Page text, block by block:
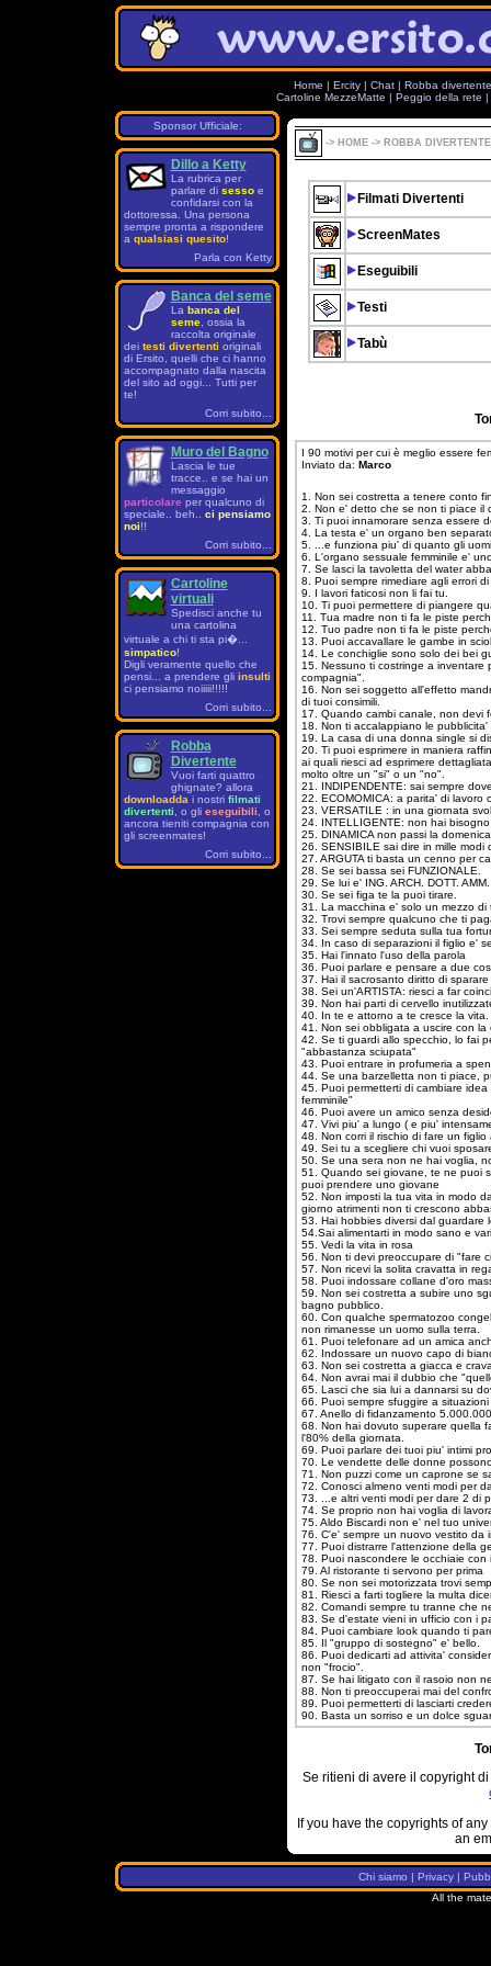
Home | Ercity | Chat | Robba
Cartoline MezzeMatte | Peggio della rete |
Sponsor Ufficiale:
Dillo a Ketty
La rubrica per
parlare di sessoe
confidarsi con la
dottoressa. Una persona
sempre pronta a rispondere
a qualsiasi quesito!
Parla con Ketty
Banca del seme
La banca del
seme, ossia la
raccolta originale
dei testi divertenti originali
di Ersito, quelli che ci hanno
accompagnato dalla nascita
del sito ad oggi... Tutti per
te!
Corri subito...
Muro del Bagno
Lascia le tue
tracce.. e se hai un
messaggio
particolare per qualcuno di
speciale.. beh.. ci pensiamo
noi!!
Corri subito...
Cartoline
virtuali
Spedisci anche tu
una cartolina
virtuale a chi ti sta pi�...
simpatico!
Digli veramente quello che
pensi... a prendere gli insulti
ci pensiamo noiiiii!!!!!
Corri subito...
Robba
Divertente
Vuoi farti quattro
ghignate? allora
downloadda i nostri filmati
divertenti , o gli eseguibili , o
ancora tieniti compagnia con
gli screenmates!
Corri subito...
-> HOME -> ROBBA DIVERTENTE
Filmati Divertenti
ScreenMates
Eseguibili
Testi
Tabù
I 90 motivi per cui è meglio essere
Inviato da: Marco
1. Non sei costretta a tenere conto
2. Non e' detto che se non ti piace il
3. Ti puoi innamorare senza essere
4. La testa e' un organo ben
5. ...e funziona piu' di quanto gli
6. L'organo sessuale femminile e'
7. Se lasci la tavoletta del water
8. Puoi sempre rimediare agli errori
9. I lavori faticosi non li fai tu.
10. Ti puoi permettere di piangere
11. Tua madre non ti fa le piste
12. Tuo padre non ti fa le piste
13. Puoi accavallare le gambe in
14. Le conchiglie sono solo dei bei
15. Nessuno ti costringe a inventare
compagnia".
16. Non sei soggetto all'effetto
di tuoi consimili.
17. Quando cambi canale, non devi
18. Non ti accalappiano le
19. La casa di una donna single si
20. Ti puoi esprimere in maniera
ai quali riesci ad esprimere
molto oltre un "si" o un "no".
21. INDIPENDENTE: sai sempre
22. ECOMOMICA: a parita' di lavoro
23. VERSATILE : in una giornata
24. INTELLIGENTE: non hai
25. DINAMICA non passi la
26. SENSIBILE sai dire in mille modi
27. ARGUTA ti basta un cenno per
28. Se sei bassa sei FUNZIONALE.
29. Se lui e' ING. ARCH. DOTT.
30. Se sei figa te la puoi tirare.
31. La macchina e' solo un mezzo
32. Trovi sempre qualcuno che ti
33. Sei sempre seduta sulla tua
34. In caso di separazioni il figlio e'
35. Hai l'innato l'uso della parola
36. Puoi parlare e pensare a due
37. Hai il sacrosanto diritto di
38. Sei un'ARTISTA: riesci a far
39. Non hai parti di cervello
40. In te e attorno a te cresce la vita.
41. Non sei obbligata a uscire con
42. Se ti guardi allo specchio, lo fai
"abbastanza sciupata"
43. Puoi entrare in profumeria a
44. Se una barzelletta non ti piace,
45. Puoi permetterti di cambiare
femminile"
46. Puoi avere un amico senza
47. Vivi piu' a lungo ( e piu'
48. Non corri il rischio di fare un figlio
49. Sei tu a scegliere chi vuoi
50. Se una sera non ne hai voglia,
51. Quando sei giovane, te ne puoi
puoi prendere uno giovane
52. Non imposti la tua vita in modo
giorno atrimenti non ti crescono
53. Hai hobbies diversi dal guardare
54.Sai alimentarti in modo sano e
55. Vedi la vita in rosa
56. Non ti devi preoccupare di "fare
57. Non ricevi la solita cravatta in
58. Puoi indossare collane d'oro
59. Non sei costretta a subire uno
bagno pubblico.
60. Con qualche spermatozoo
non rimanesse un uomo sulla terra.
61. Puoi telefonare ad un amica
62. Indossare un nuovo capo di
63. Non sei costretta a giacca e
64. Non avrai mai il dubbio che
65. Lasci che sia lui a dannarsi su
66. Puoi sempre sfuggire a
67. Anello di fidanzamento
68. Non hai dovuto superare quella
l'80% della giornata.
69. Puoi parlare dei tuoi piu' intimi
70. Le vendette delle donne
71. Non puzzi come un caprone se
72. Conosci almeno venti modi per
73. ...e altri venti modi per dare 2 di
74. Se proprio non hai voglia di
75. Aldo Biscardi non e' nel tuo
76. C'e' sempre un nuovo vestito da
77. Puoi distrarre l'attenzione della
78. Puoi nascondere le occhiaie con
79. Al ristorante ti servono per prima
80. Se non sei motorizzata trovi
81. Riesci a farti togliere la multa
82. Comandi sempre tu tranne che
83. Se d'estate vieni in ufficio con i
84. Puoi cambiare look quando ti
85. Il "gruppo di sostegno" e' bello.
86. Puoi dedicarti ad attivita'
non "frocio".
87. Se hai litigato con il rasoio non
88. Non ti preoccuperai mai del
89. Puoi permetterti di lasciarti
90. Basta un sorriso e un dolce
Se ritieni di avere il copyright
If you have the copyrights of
an
Chi siamo | Privacy |
All the